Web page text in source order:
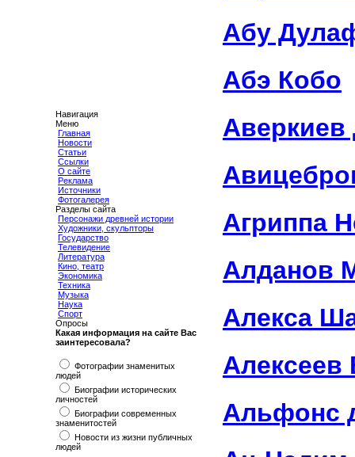
Навигация
Меню
Главная
Новости
Статьи
Ссылки
О сайте
Реклама
Источники
Фотогалерея
Разделы сайта
Персонажи древней истории
Художники, скульпторы
Государство
Телевидение
Литература
Кино, театр
Экономика
Техника
Музыка
Наука
Спорт
Опросы
Какая информация на сайте Вас
заинтересовала?
Фотографии знаменитых
людей
Биографии исторических
личностей
Биографии современных
знаменитостей
Новости из жизни публичных
людей
Абу
Абэ Кобо
Агриппа
Алданов
Алекса
Алексеев
Альфонс